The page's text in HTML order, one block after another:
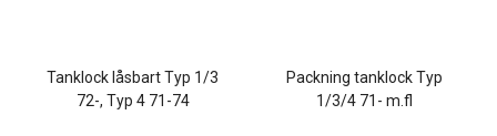
Tanklock låsbart Typ 1/3
72-, Typ 4 71-74
Packning tanklock Typ
1/3/4 71- m.fl